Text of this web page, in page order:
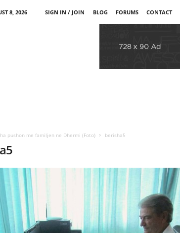
8, 2026 SIGN IN / JOIN BLOG FORUMS CONTACT
pushon me familjen ne Dhermi (Foto) berisha5